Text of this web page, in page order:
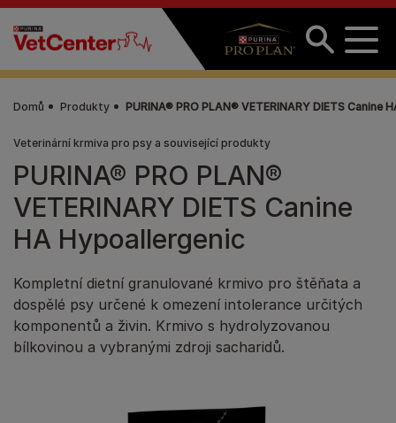
Přejít k hlavnímu obsahu
Domů Produkty PURINA® PRO PLAN® VETERINARY DIETS Canine
Veterinární krmiva pro psy a související produkty
PURINA® PRO PLAN®
VETERINARY DIETS Canine
HA Hypoallergenic
Kompletní dietní granulované krmivo pro štěňata a
dospělé psy určené k omezení intolerance určitých
komponentů a živin. Krmivo s hydrolyzovanou
bílkovinou a vybranými zdroji sacharidů.